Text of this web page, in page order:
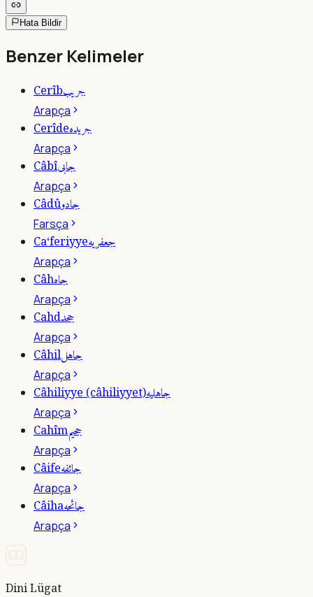
Hata Bildir
Benzer Kelimeler
Cerîbجريب
Arapça
Cerîdeجريده
Arapça
Câbîجابى
Arapça
Câdûجادو
Farsça
Ca‘feriyyeجعفريه
Arapça
Câhجاه
Arapça
Cahdجحد
Arapça
Câhilجاهل
Arapça
Câhiliyye (câhiliyyet)جاهليه
Arapça
Cahîmجحيم
Arapça
Câifeجائفه
Arapça
Câihaجائحه
Arapça
Dini Lügat